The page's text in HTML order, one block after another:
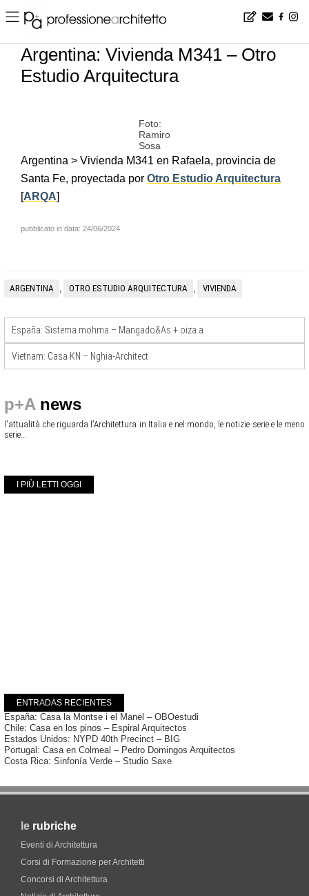
Home ▪ news ▪ es ▪ Argentina: Vivienda M341 – Otro Estudio Arquitectura
Argentina: Vivienda M341 – Otro
Estudio Arquitectura
Foto:
Ramiro
Sosa
Argentina > Vivienda M341 en Rafaela, provincia de
Santa Fe, proyectada por Otro Estudio Arquitectura
[ARQA]
pubblicato in data: 24/06/2024
ARGENTINA , OTRO ESTUDIO ARQUITECTURA , VIVIENDA
España: Sistema mohma – Mangado&As + oiza.a
Vietnam: Casa KN – Nghia-Architect
p+A news
l'attualità che riguarda l'Architettura in Italia e nel mondo, le notizie serie e le meno
serie...
I PIÙ LETTI OGGI
ENTRADAS RECIENTES
España: Casa la Montse i el Manel – OBOestudi
Chile: Casa en los pinos – Espiral Arquitectos
Estados Unidos: NYPD 40th Precinct – BIG
Portugal: Casa en Colmeal – Pedro Domingos Arquitectos
Costa Rica: Sinfonía Verde – Studio Saxe
le rubriche
Eventi di Architettura
Corsi di Formazione per Architetti
Concorsi di Architettura